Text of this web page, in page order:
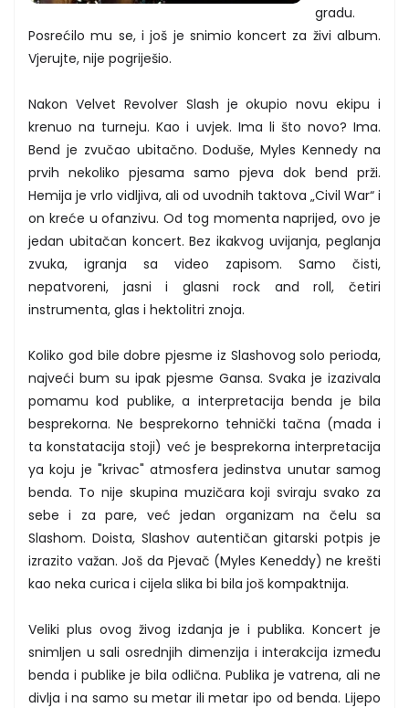
gradu.
Posrećilo mu se, i još je snimio koncert za živi album.
Vjerujte, nije pogriješio.
Nakon Velvet Revolver Slash je okupio novu ekipu i
krenuo na turneju. Kao i uvjek. Ima li što novo? Ima.
Bend je zvučao ubitačno. Doduše, Myles Kennedy na
prvih nekoliko pjesama samo pjeva dok bend prži.
Hemija je vrlo vidljiva, ali od uvodnih taktova „Civil War“ i
on kreće u ofanzivu. Od tog momenta naprijed, ovo je
jedan ubitačan koncert. Bez ikakvog uvijanja, peglanja
zvuka, igranja sa video zapisom. Samo čisti,
nepatvoreni, jasni i glasni rock and roll, četiri
instrumenta, glas i hektolitri znoja.
Koliko god bile dobre pjesme iz Slashovog solo perioda,
najveći bum su ipak pjesme Gansa. Svaka je izazivala
pomamu kod publike, a interpretacija benda je bila
besprekorna. Ne besprekorno tehnički tačna (mada i
ta konstatacija stoji) već je besprekorna interpretacija
ya koju je "krivac" atmosfera jedinstva unutar samog
benda. To nije skupina muzičara koji sviraju svako za
sebe i za pare, već jedan organizam na čelu sa
Slashom. Doista, Slashov autentičan gitarski potpis je
izrazito važan. Još da Pjevač (Myles Keneddy) ne krešti
kao neka curica i cijela slika bi bila još kompaktnija.
Veliki plus ovog živog izdanja je i publika. Koncert je
snimljen u sali osrednjih dimenzija i interakcija između
benda i publike je bila odlična. Publika je vatrena, ali ne
divlja i na samo su metar ili metar ipo od benda. Lijepo